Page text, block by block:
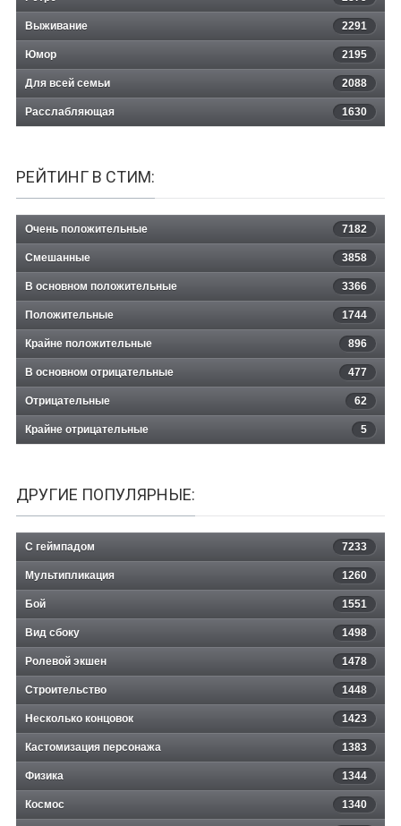
Выживание 2291
Юмор 2195
Для всей семьи 2088
Расслабляющая 1630
РЕЙТИНГ В СТИМ:
Очень положительные 7182
Смешанные 3858
В основном положительные 3366
Положительные 1744
Крайне положительные 896
В основном отрицательные 477
Отрицательные 62
Крайне отрицательные 5
ДРУГИЕ ПОПУЛЯРНЫЕ:
С геймпадом 7233
Мультипликация 1260
Бой 1551
Вид сбоку 1498
Ролевой экшен 1478
Строительство 1448
Несколько концовок 1423
Кастомизация персонажа 1383
Физика 1344
Космос 1340